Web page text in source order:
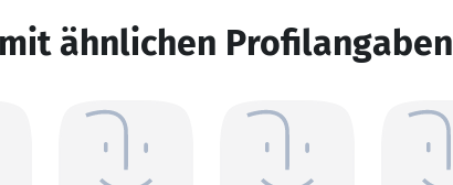
ähnlichen Profilangaben